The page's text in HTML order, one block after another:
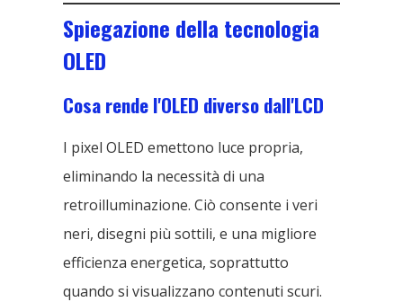
Spiegazione della tecnologia
OLED
Cosa rende l'OLED diverso dall'LCD
I pixel OLED emettono luce propria,
eliminando la necessità di una
retroilluminazione. Ciò consente i veri
neri, disegni più sottili, e una migliore
efficienza energetica, soprattutto
quando si visualizzano contenuti scuri.